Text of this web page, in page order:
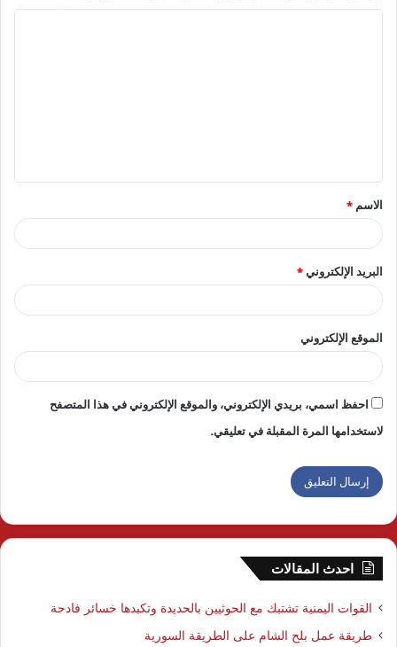
ق
*
الاسم *
البريد الإلكتروني*
الموقع الإلكتروني
احفظ اسمي، بريدي الإلكتروني، والموقع الإلكتروني في هذا المتصفح
لاستخدامها المرة المقبلة في تعليقي.
احدث المقالات
القوات اليمنية تشتبك مع الحوثيين بالحديدة وتكبدها خسائر فادحة
طريقة عمل بلح الشام على الطريقة السورية